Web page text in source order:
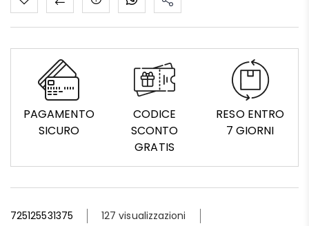
PAGAMENTO
SICURO
CODICE
SCONTO
GRATIS
RESO ENTRO
7 GIORNI
725125531375
127 visualizzazioni